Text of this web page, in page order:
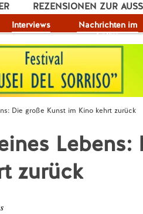
Interviews
Nachrichten im
Fokus
REZENSIONEN ZUR
Die große Kunst im Kino kehrt zurück
Lebens:
zurück